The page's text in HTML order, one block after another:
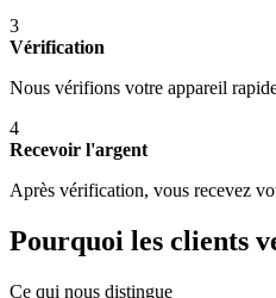
3
Vérification
Nous vérifions votre appareil
4
Recevoir l'argent
Après vérification, vous recevez
Pourquoi les clients
Ce qui nous distingue